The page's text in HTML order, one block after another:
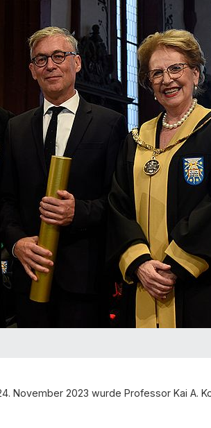
November 2023 wurde Professor Kai A.